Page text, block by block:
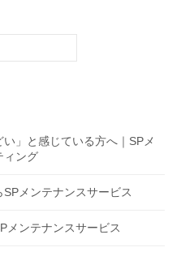
」と感じている方へ｜SPメ
ィング
メンテナンスサービス
メンテナンスサービス